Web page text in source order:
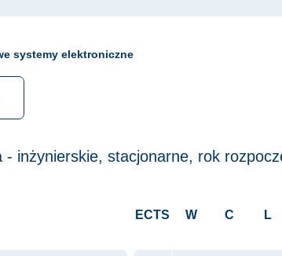
systemy elektroniczne
- inżynierskie, stacjonarne, rok
ECTS W C L